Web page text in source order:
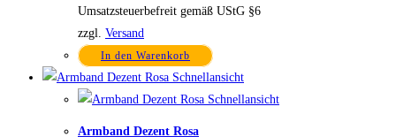
Umsatzsteuerbefreit gemäß UStG §6
zzgl. Versand
In den Warenkorb
Schnellansicht
Schnellansicht
Armband Dezent Rosa